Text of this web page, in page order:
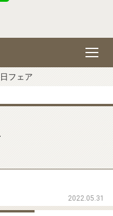
フェア
2022.05.31